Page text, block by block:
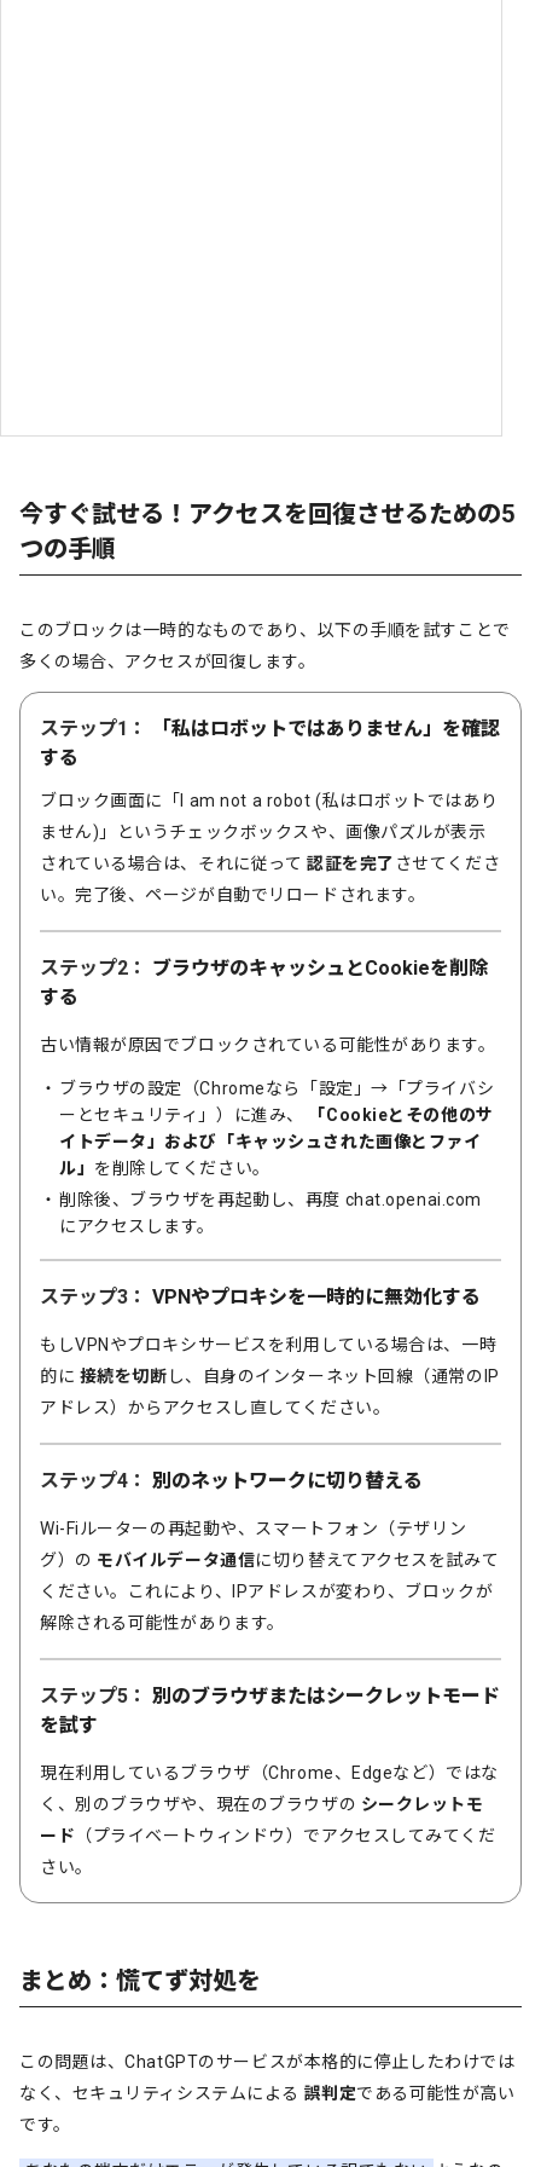
今すぐ試せる！アクセスを回復させるための5
つの手順
このブロックは一時的なものであり、以下の手順を試すことで
多くの場合、アクセスが回復します。
ステップ1：
「私はロボットではありません」を確認
する
ブロック画面に「I am not a robot (私はロボットではあり
ません)」というチェックボックスや、画像パズルが表示
されている場合は、それに従って 認証を完了 させてくださ
い。完了後、ページが自動でリロードされます。
ステップ2： ブラウザのキャッシュとCookieを削除
する
古い情報が原因でブロックされている可能性があります。
ブラウザの設定（Chromeなら「設定」→「プライバシ
ーとセキュリティ」）に進み、
「Cookieとその他のサ
イトデータ」および「キャッシュされた画像とファイ
ル」 を削除してください。
削除後、ブラウザを再起動し、再度 chat.openai.com
にアクセスします。
ステップ3： VPNやプロキシを一時的に無効化する
もしVPNやプロキシサービスを利用している場合は、一時
的に 接続を切断 し、自身のインターネット回線（通常のIP
アドレス）からアクセスし直してください。
ステップ4： 別のネットワークに切り替える
Wi-Fiルーターの再起動や、スマートフォン（テザリン
グ）の モバイルデータ通信に切り替えてアクセスを試みて
ください。これにより、IPアドレスが変わり、ブロックが
解除される可能性があります。
ステップ5： 別のブラウザまたはシークレットモード
を試す
現在利用しているブラウザ（Chrome、Edgeなど）ではな
く、別のブラウザや、現在のブラウザの シークレットモ
ード （プライベートウィンドウ）でアクセスしてみてくだ
さい。
まとめ：慌てず対処を
この問題は、ChatGPTのサービスが本格的に停止したわけでは
なく、セキュリティシステムによる 誤判定である可能性が高い
です。